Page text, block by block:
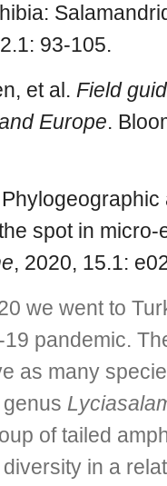
93-105.
et al. Field
Europe.
spot in micro-
, 2020, 15.1:
we went to
pandemic.
as many
of tailed
in a